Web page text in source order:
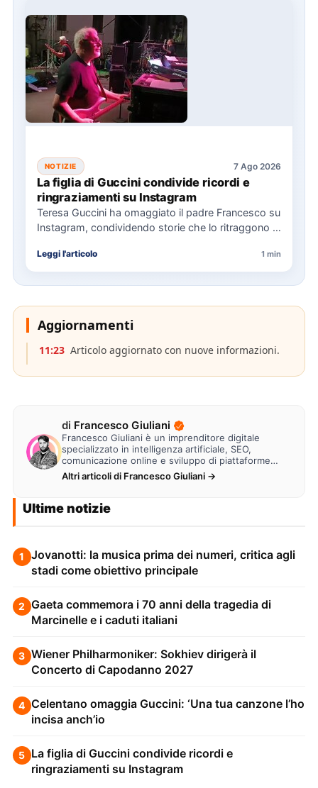
NOTIZIE 7 Ago 2026
La figlia di Guccini condivide ricordi e
ringraziamenti su Instagram
Teresa Guccini ha omaggiato il padre Francesco su
Instagram, condividendo storie che lo ritraggono in
Leggi l'articolo 1 min
Aggiornamenti
11:23 Articolo aggiornato con nuove informazioni.
di Francesco Giuliani
Francesco Giuliani è un imprenditore digitale
specializzato in intelligenza artificiale, SEO,
comunicazione online e sviluppo di piattaforme
web. Lavora alla creazione di…
Altri articoli di Francesco Giuliani →
Ultime notizie
1
Jovanotti: la musica prima dei numeri, critica agli
stadi come obiettivo principale
2 Gaeta commemora i 70 anni della tragedia di
Marcinelle e i caduti italiani
3 Wiener Philharmoniker: Sokhiev dirigerà il
Concerto di Capodanno 2027
4 Celentano omaggia Guccini: ‘Una tua canzone l’ho
incisa anch’io
5 La figlia di Guccini condivide ricordi e
ringraziamenti su Instagram